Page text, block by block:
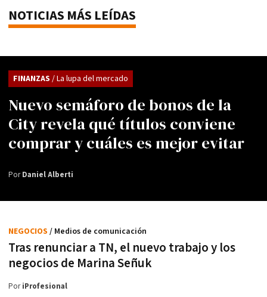
NOTICIAS MÁS LEÍDAS
Nuevo semáforo de bonos de la
City revela qué títulos conviene
comprar y cuáles es mejor evitar
FINANZAS / La lupa del mercado
PorDaniel Alberti
Tras renunciar a TN, el nuevo trabajo y los
negocios de Marina Señuk
NEGOCIOS / Medios de comunicación
PoriProfesional